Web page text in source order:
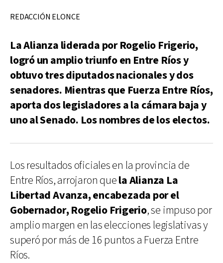
REDACCIÓN ELONCE
La Alianza liderada por Rogelio Frigerio,
logró un amplio triunfo en Entre Ríos y
obtuvo tres diputados nacionales y dos
senadores. Mientras que Fuerza Entre Ríos,
aporta dos legisladores a la cámara baja y
uno al Senado. Los nombres de los electos.
Los resultados oficiales en la provincia de
Entre Ríos, arrojaron quela Alianza La
Libertad Avanza, encabezada por el
Gobernador, Rogelio Frigerio, se impuso por
amplio margen en las elecciones legislativas y
superó por más de 16 puntos a Fuerza Entre
Ríos.